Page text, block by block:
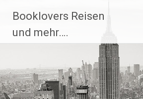
Inhalt
springen
Booklovers Reisen
und mehr….